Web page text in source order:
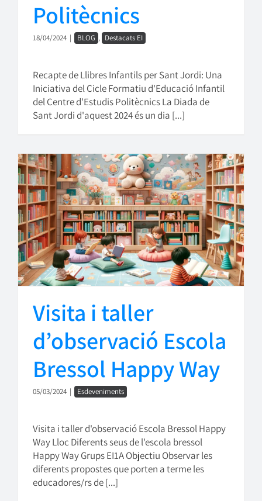
Politècnics
18/04/2024 | BLOG , Destacats EI
Recapte de Llibres Infantils per Sant Jordi: Una
Iniciativa del Cicle Formatiu d'Educació Infantil
del Centre d'Estudis Politècnics La Diada de
Sant Jordi d'aquest 2024 és un dia [...]
Visita i taller
d’observació Escola
Bressol Happy Way
05/03/2024 | Esdeveniments
Visita i taller d'observació Escola Bressol Happy
Way Lloc Diferents seus de l'escola bressol
Happy Way Grups EI1A Objectiu Observar les
diferents propostes que porten a terme les
educadores/rs de [...]